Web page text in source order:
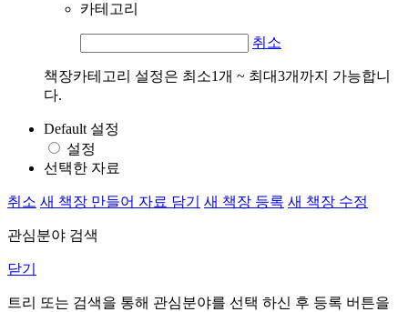
카테고리
취소
책장카테고리 설정은 최소1개 ~ 최대3개까지 가능합니
다.
Default 설정
설정
선택한 자료
취소 새 책장 만들어 자료 담기 새 책장 등록 새 책장 수정
관심분야 검색
닫기
트리 또는 검색을 통해 관심분야를 선택 하신 후 등록 버튼을